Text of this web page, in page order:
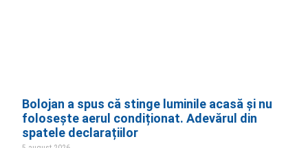
Bolojan a spus că stinge luminile acasă și nu
folosește aerul condiționat. Adevărul din
spatele declarațiilor